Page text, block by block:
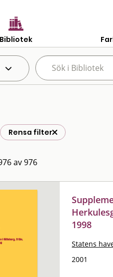
Bibliotek
Rensa filter
av 976
1998
Statens
2001